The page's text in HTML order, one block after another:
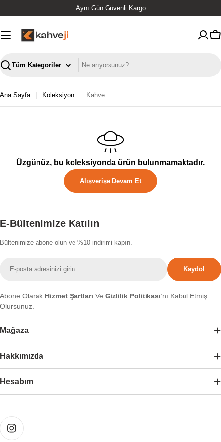
Aynı Gün Güvenli Kargo
Ara
Ana Sayfa Koleksiyon Kahve
Üzgünüz, bu koleksiyonda ürün bulunmamaktadır.
Alışverişe Devam Et
E-Bültenimize Katılın
Bültenimize abone olun ve %10 indirimi kapın.
posta
Kaydol
Abone Olarak Hizmet Şartları Ve Gizlilik Politikası’nı Kabul Etmiş
Olursunuz.
Mağaza
Hakkımızda
Hesabım
Ödeme
yöntemleri
Instagram